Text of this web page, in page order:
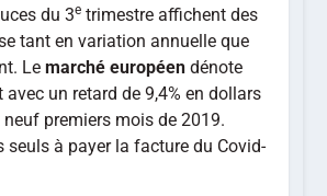
du 3e trimestre affichent des
tant en variation annuelle que
Lemarché européen dénote
avec un retard de 9,4% en dollars
premiers mois de 2019.
seuls à payer la facture du Covid-